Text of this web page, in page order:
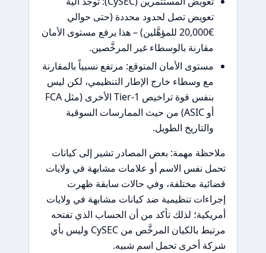
تصل لحدود محددة (حتى حوالي
€20,000 للمؤهَّلين) – هذا يرفع مستوى الأمان
بالوسطاء غير المرخَّصين.
الأمان المتوقع: مرتفع نسبياً بالمقارنة
وسطاء خارج الإطار التنظيمي، لكن ليس
بنفس قوة تراخيص Tier-1 الأخرى (مثل FCA
أو ASIC) من حيث الممارسات السوقية
الطويل.
مهمة: بعض المصادر تشير إلى كيانات
نفس الاسم أو علامات مشابهة في ولايات
مختلفة، وفي حالات سابقة ظهرت
تنظيمية ضد كيانات مشابهة في ولايات
لذلك تأكد من أن الحساب الذي تفتحه
مرتبط بالكيان المرخَّص من CySEC وليس بأي
أخرى تحمل اسم شبيه.